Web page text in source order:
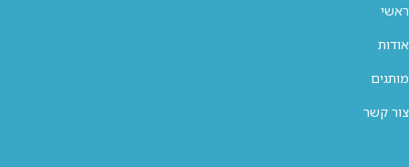
ראשי
אודות
מותגים
צור קשר